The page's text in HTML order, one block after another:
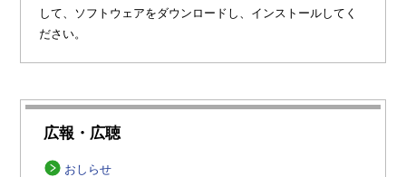
広報・広聴
おしらせ
して、ソフトウェアをダウンロードし、インストールしてく
ださい。